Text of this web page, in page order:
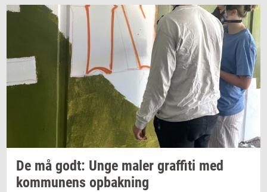
De må godt: Unge maler graf­fi­ti med
kom­mu­nens op­bak­ning